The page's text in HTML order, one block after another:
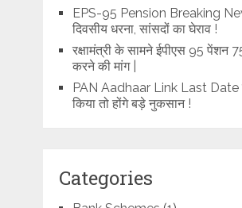
EPS-95 Pension Breaking
दिवसीय धरना, सांसदों का घेराव !
रक्षामंत्री के सामने ईपीएस 95 पेंशन
करने की मांग |
PAN Aadhaar Link Last Date
किया तो होंगे बड़े नुकसान !
Categories